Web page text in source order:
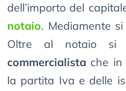
dell’importo del
notaio. Mediamente
Oltre al notaio si
commercialista che in
la partita Iva e delle